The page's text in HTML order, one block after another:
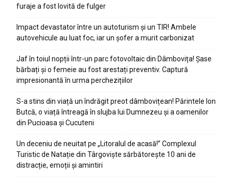
furaje a fost lovită de fulger
Impact devastator între un autoturism și un TIR! Ambele
autovehicule au luat foc, iar un șofer a murit carbonizat
Jaf în toiul nopții într-un parc fotovoltaic din Dâmbovița! Șase
bărbați și o femeie au fost arestați preventiv. Captură
impresionantă în urma perchezițiilor
S-a stins din viață un îndrăgit preot dâmbovițean! Părintele Ion
Butcă, o viață întreagă în slujba lui Dumnezeu și a oamenilor
din Pucioasa și Cucuteni
Un deceniu de neuitat pe „Litoralul de acasă!” Complexul
Turistic de Natație din Târgoviște sărbătorește 10 ani de
distracție, emoții și amintiri